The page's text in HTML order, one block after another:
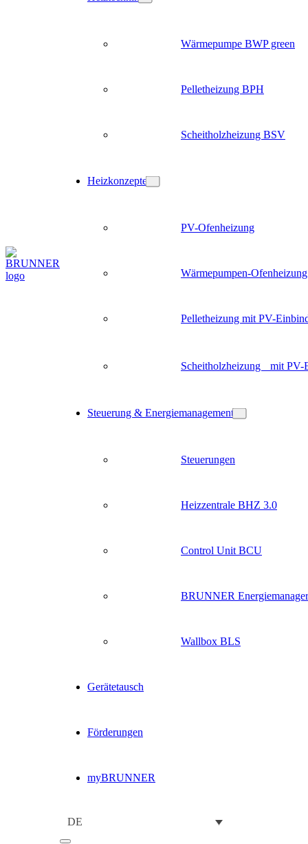
Wärmepumpe BWP green
Pelletheizung BPH
Scheitholzheizung BSV
Heizkonzepte
PV-Ofenheizung
Wärmepumpen-Ofenheizung
Pelletheizung mit PV-
Scheitholzheizung mit PV-
Steuerung & Energiemanagement
Steuerungen
Heizzentrale BHZ 3.0
Control Unit BCU
BRUNNER Energiemanager
Wallbox BLS
Gerätetausch
Förderungen
myBRUNNER
DE